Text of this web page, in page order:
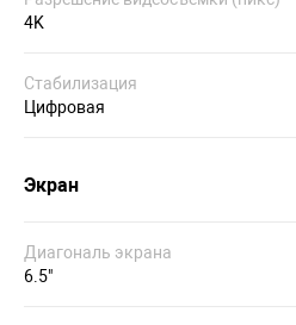
4K
Стабилизация
Цифровая
Экран
Диагональ экрана
6.5"